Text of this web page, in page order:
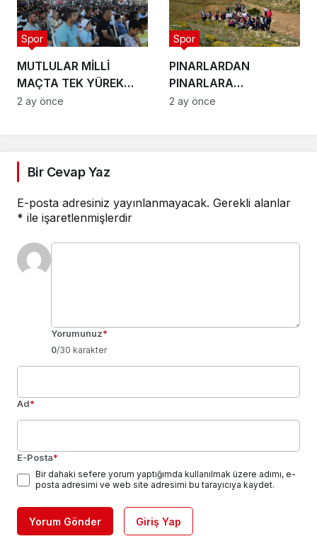
MUTLULAR MİLLİ
MAÇTA TEK YÜREK
OLDU
Spor
2 ay önce
PINARLARDAN
PINARLARA
KIZILOVA’YA
Spor
2 ay önce
Bir Cevap Yaz
E-posta adresiniz yayınlanmayacak. Gerekli alanlar
* ile işaretlenmişlerdir
Yorumunuz*
0/30 karakter
Ad*
E-Posta*
Bir dahaki sefere yorum yaptığımda kullanılmak üzere adımı, e-
posta adresimi ve web site adresimi bu tarayıcıya kaydet.
Yorum Gönder Giriş Yap